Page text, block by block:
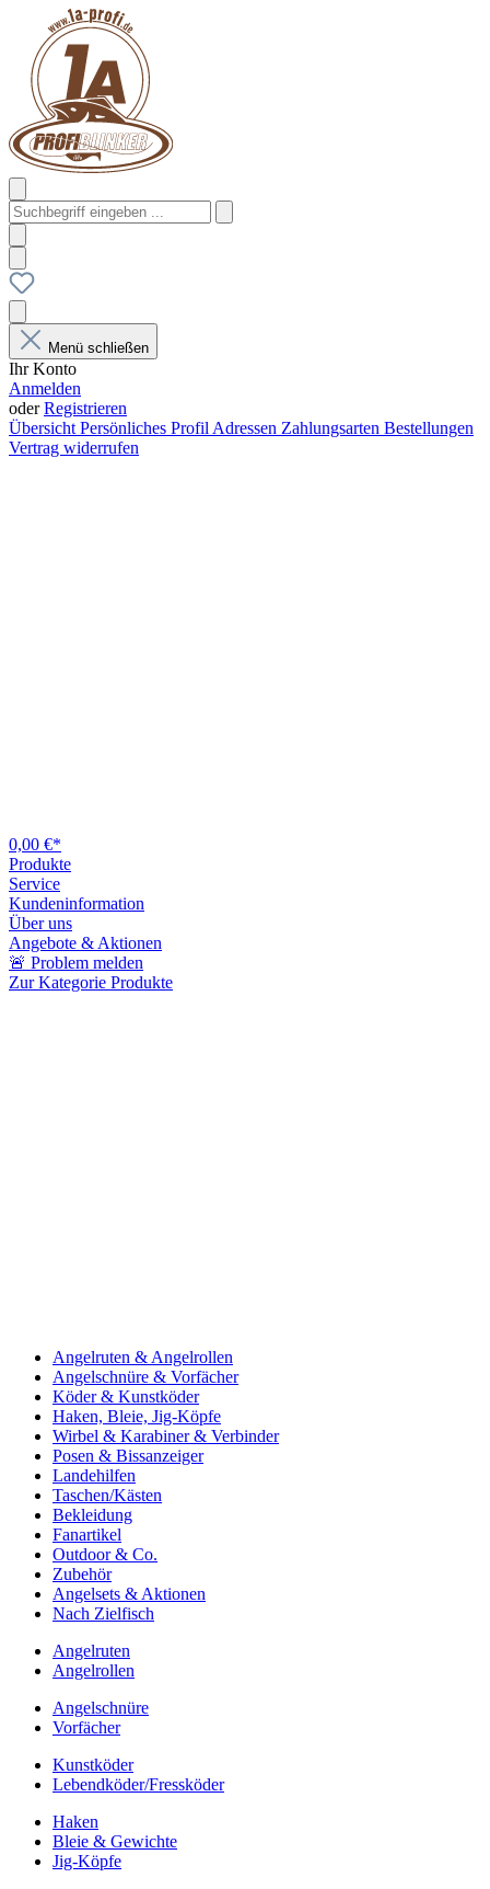
Menü schließen
Ihr Konto
Anmelden
oderRegistrieren
Übersicht Persönliches Profil Adressen Zahlungsarten Bestellungen
Vertrag widerrufen
0,00 €*
Produkte
Service
Kundeninformation
Über uns
Angebote & Aktionen
🚨 Problem melden
Zur Kategorie Produkte
Angelruten & Angelrollen
Angelschnüre & Vorfächer
Köder & Kunstköder
Haken, Bleie, Jig-Köpfe
Wirbel & Karabiner & Verbinder
Posen & Bissanzeiger
Landehilfen
Taschen/Kästen
Bekleidung
Fanartikel
Outdoor & Co.
Zubehör
Angelsets & Aktionen
Nach Zielfisch
Angelruten
Angelrollen
Angelschnüre
Vorfächer
Kunstköder
Lebendköder/Fressköder
Haken
Bleie & Gewichte
Jig-Köpfe